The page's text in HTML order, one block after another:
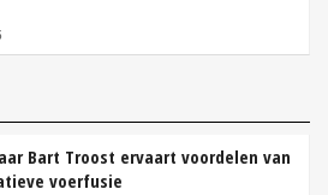
Bart Troost ervaart voordelen van
voerfusie